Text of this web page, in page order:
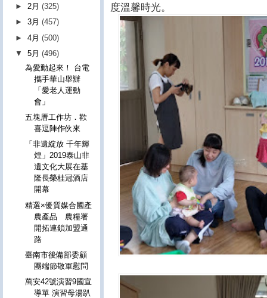
度溫馨時光。
►2月(325)
►3月(457)
►4月(500)
▼5月(496)
為愛動起來！ 台電
攜手華山舉辦
「愛老人運動
會」
五塊厝工作坊．歡
喜逗陣作伙來
「非遺綻放 千年輝
煌」2019泰山非
遺文化大展在基
隆長榮桂冠酒店
開幕
精選×優質媒合國產
農產品 農糧署
開拓連鎖加盟通
路
臺南市後備部委顧
團端節敬軍慰問
萬安42號演習9國宣
導單 演習母湯趴